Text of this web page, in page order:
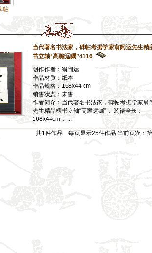
当代著名书法家，碑帖考据学家翁闿运先生精
书立轴“高瞻远瞩”4116
创作作者：翁闿运
作品材质：纸本
作品规格：168x44 cm
销售状态：未售
作者简介：当代著名书法家，碑帖考据学家翁
先生精品榜书立轴“高瞻远瞩”， 装裱全长：
168x44cm， ...
共1件作品 每页显示25件作品 当前页次：